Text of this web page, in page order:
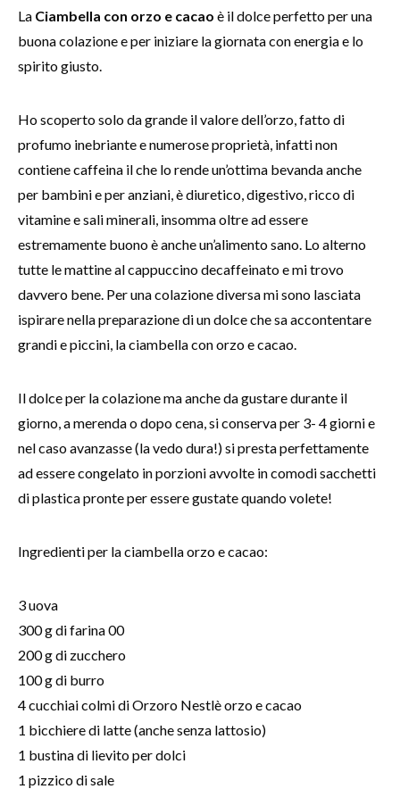
La Ciambella con orzo e cacao è il dolce perfetto per una
buona colazione e per iniziare la giornata con energia e lo
spirito giusto.
Ho scoperto solo da grande il valore dell’orzo, fatto di
profumo inebriante e numerose proprietà, infatti non
contiene caffeina il che lo rende un’ottima bevanda anche
per bambini e per anziani, è diuretico, digestivo, ricco di
vitamine e sali minerali, insomma oltre ad essere
estremamente buono è anche un’alimento sano. Lo alterno
tutte le mattine al cappuccino decaffeinato e mi trovo
davvero bene. Per una colazione diversa mi sono lasciata
ispirare nella preparazione di un dolce che sa accontentare
grandi e piccini, la ciambella con orzo e cacao.
Il dolce per la colazione ma anche da gustare durante il
giorno, a merenda o dopo cena, si conserva per 3- 4 giorni e
nel caso avanzasse (la vedo dura!) si presta perfettamente
ad essere congelato in porzioni avvolte in comodi sacchetti
di plastica pronte per essere gustate quando volete!
Ingredienti per la ciambella orzo e cacao:
3 uova
300 g di farina 00
200 g di zucchero
100 g di burro
4 cucchiai colmi di Orzoro Nestlè orzo e cacao
1 bicchiere di latte (anche senza lattosio)
1 bustina di lievito per dolci
1 pizzico di sale